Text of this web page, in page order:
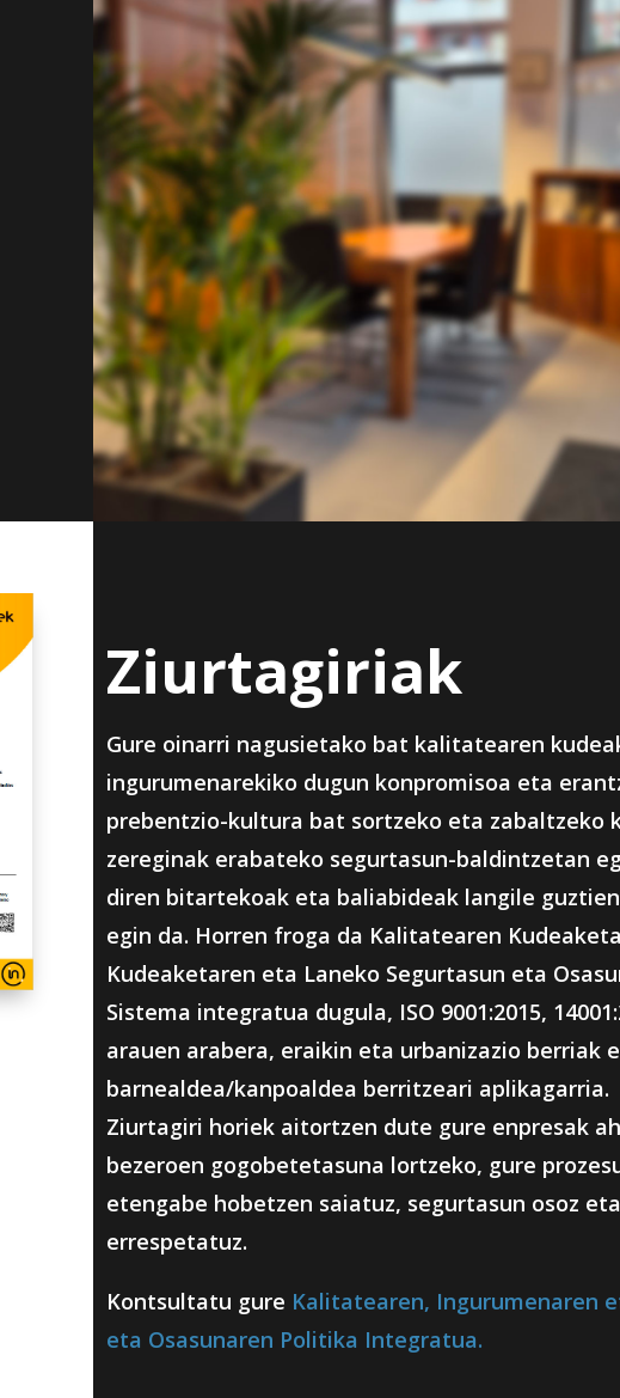
Ziurtagiriak
Gure oinarri nagusietako bat kalitatearen
ingurumenarekiko dugun konpromisoa eta
prebentzio-kultura bat sortzeko eta zabaltzeko
zereginak erabateko segurtasun-baldintzetan
diren bitartekoak eta baliabideak langile
egin da. Horren froga da Kalitatearen
Kudeaketaren eta Laneko Segurtasun eta
Sistema integratua dugula, ISO 9001:2015,
arauen arabera, eraikin eta urbanizazio berriak
barnealdea/kanpoaldea berritzeari aplikagarria.
Ziurtagiri horiek aitortzen dute gure enpresak
bezeroen gogobetetasuna lortzeko, gure
etengabe hobetzen saiatuz, segurtasun osoz
errespetatuz.
Kontsultatu gure Kalitatearen, Ingurumenaren
eta Osasunaren Politika Integratua.